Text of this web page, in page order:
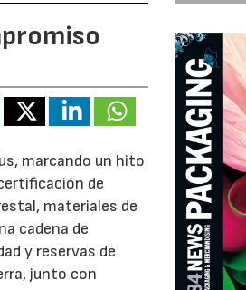
marcando un hito
de
materiales de
cadena de
y reservas de
junto con